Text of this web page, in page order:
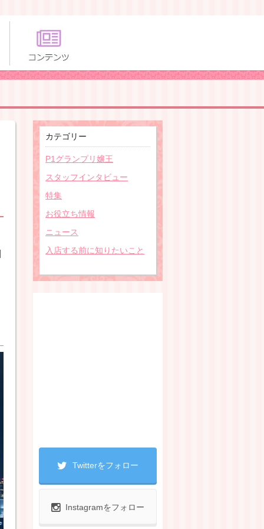
カテゴリー
P1グランプリ嬢王
スタッフインタビュー
特集
お役立ち情報
ニュース
入店する前に知りたいこと
Twitterをフォロー
Instagramをフォロー